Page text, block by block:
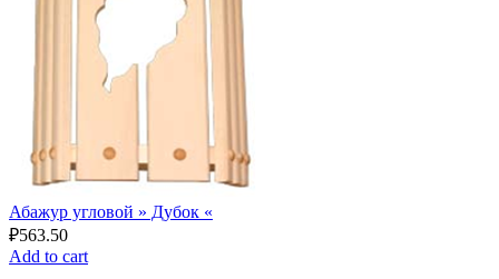
Абажур угловой » Дубок «
₽563.50
Add to cart